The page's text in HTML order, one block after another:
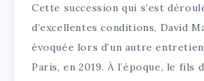
Cette succession qui s’est
d’excellentes conditions, David
évoquée lors d’un autre
Paris, en 2019. À l’époque, le fils